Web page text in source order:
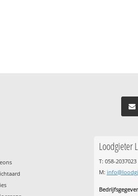
Loodgieter
T: 058-2037023
M: